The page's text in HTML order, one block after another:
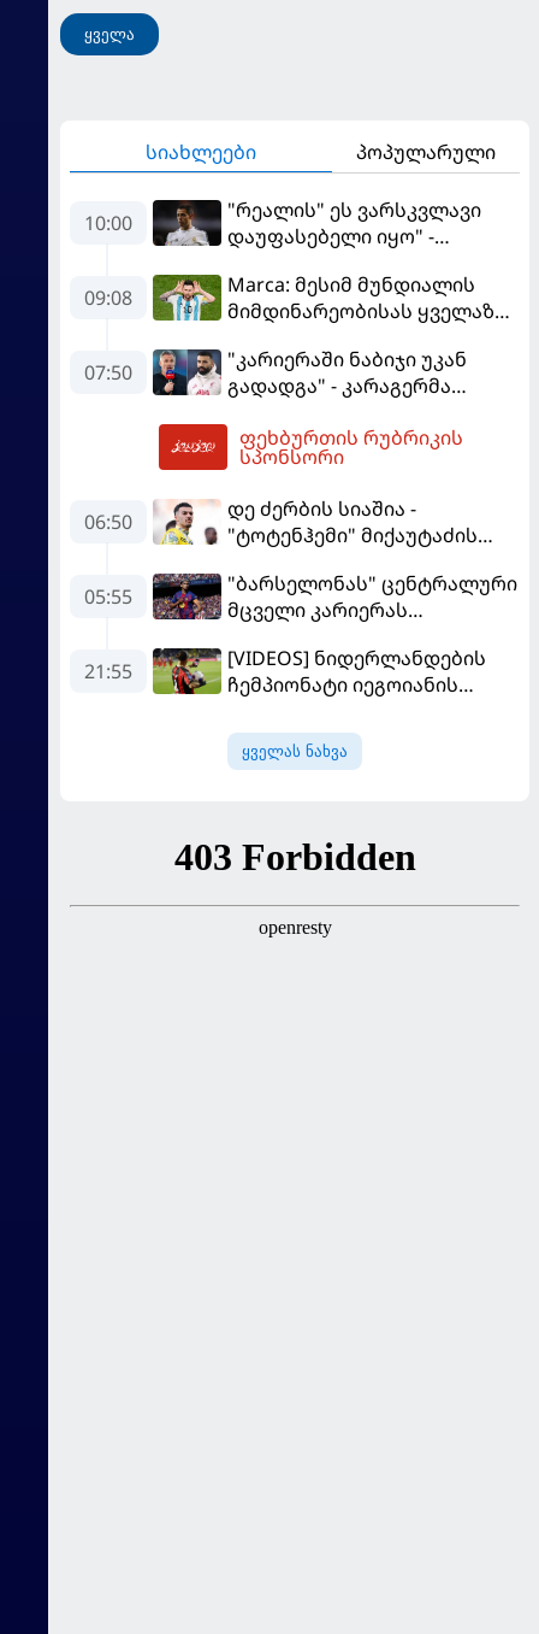
ყველა
სიახლეები პოპულარული
10:00
"რეალის" ეს ვარსკვლავი
დაუფასებელი იყო" -
თანაგუნდელზე ისაუბრა
09:08
Marca: მესიმ მუნდიალის
მიმდინარეობისას ყველაზე
07:50
"კარიერაში ნაბიჯი უკან
გადადგა" - კარაგერმა
ფეხბურთის რუბრიკის
სპონსორი
06:50
დე ძერბის სიაშია -
"ტოტენჰემი" მიქაუტაძის
05:55
"ბარსელონას" ცენტრალური
მცველი კარიერას
გააგრძელებს
21:55
[VIDEOS] ნიდერლანდების
ჩემპიონატი იეგოიანის
MVP გახდა
ყველას ნახვა